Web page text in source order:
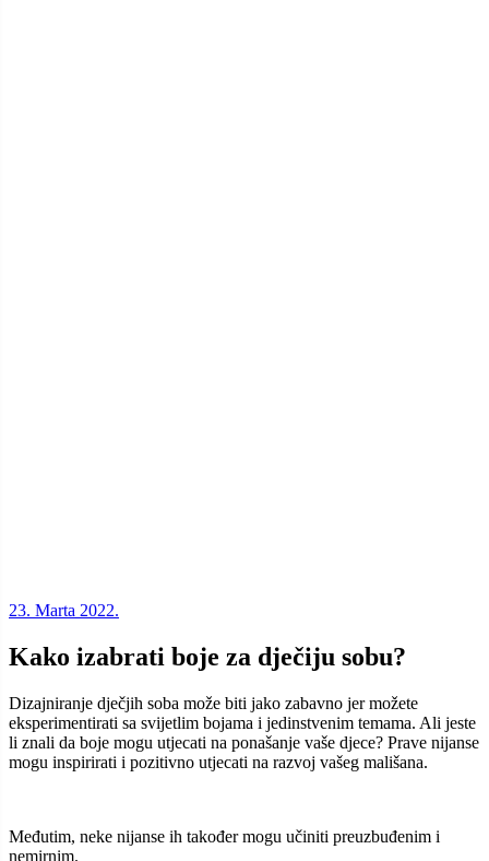
23. Marta 2022.
Kako izabrati boje za dječiju sobu?
Dizajniranje dječjih soba može biti jako zabavno jer možete
eksperimentirati sa svijetlim bojama i jedinstvenim temama. Ali jeste
li znali da boje mogu utjecati na ponašanje vaše djece? Prave nijanse
mogu inspirirati i pozitivno utjecati na razvoj vašeg mališana.
Međutim, neke nijanse ih također mogu učiniti preuzbuđenim i
nemirnim.